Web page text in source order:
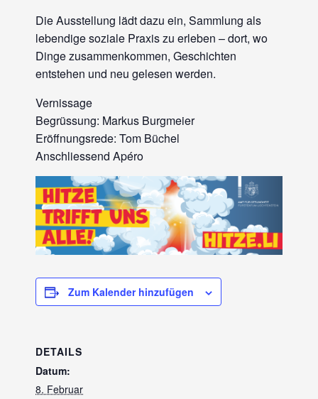
Die Ausstellung lädt dazu ein, Sammlung als
lebendige soziale Praxis zu erleben – dort, wo
Dinge zusammenkommen, Geschichten
entstehen und neu gelesen werden.
Vernissage
Begrüssung: Markus Burgmeier
Eröffnungsrede: Tom Büchel
Anschliessend Apéro
Zum Kalender hinzufügen
DETAILS
Datum:
8. Februar